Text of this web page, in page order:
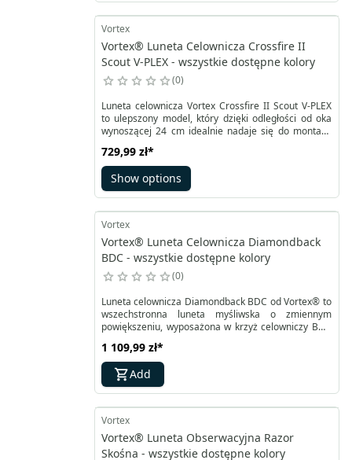
Vortex
Vortex® Luneta Celownicza Crossfire II
Scout V-PLEX - wszystkie dostępne kolory
0
Luneta celownicza Vortex Crossfire II Scout V-PLEX
to ulepszony model, który dzięki odległości od oka
wynoszącej 24 cm idealnie nadaje się do montażu
sprawia, że luneta przewyższa standardy
eksploatacyjne w swojej kategorii cenowej. Oferuje
jasny i wyraźny obraz, szybkie ostrzenie,
wielowarstwowe powłoki soczewek oraz precyzyjne
729,99 zł*
Show options
Vortex
Vortex® Luneta Celownicza Diamondback
BDC - wszystkie dostępne kolory
0
Luneta celownicza Diamondback BDC od Vortex® to
wszechstronna luneta myśliwska o zmiennym
powiększeniu, wyposażona w krzyż celowniczy BDC
tubus wypełniony argonem. Vortex Diamondback
1,75-5x35 1" BDC to solidny i lekki celownik, idealny
na polowania dzienne w zróżnicowanym terenie.
Zmienna optyka 1,75-5× sprawdzi się na krótszych
młodych myśliwych szukających niedrogiej i
sprawdzonej optyki na polowania zbiorowe.
1 109,99 zł*
Add
Vortex
Vortex® Luneta Obserwacyjna Razor
Skośna - wszystkie dostępne kolory